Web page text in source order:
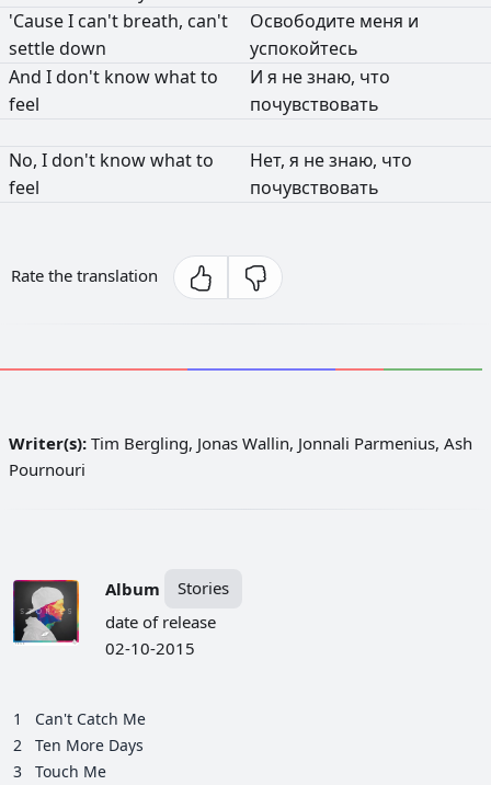
'CauseI can't breath, can't
settledown
Освободите меня и
успокойтесь
And Idon't knowwhatto
feel
И я незнаю, что
почувствовать
No, Idon't knowwhatto
feel
Нет, я незнаю, что
почувствовать
Rate the translation
Writer(s): Tim Bergling, Jonas Wallin, Jonnali Parmenius, Ash
Pournouri
Album
Stories
date of release
02-10-2015
1
Can't Catch Me
2
Ten More Days
3
Touch Me